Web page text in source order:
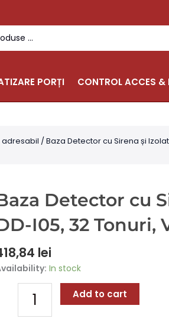
PORȚI CONTROL ACCES &
/ Baza Detector cu Sirena și
Detector cu
I05, 32 Tonuri,
lei
In stock
Detector
Add to cart